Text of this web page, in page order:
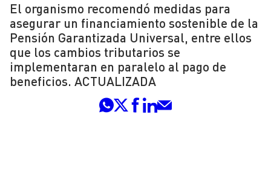
El organismo recomendó medidas para
asegurar un financiamiento sostenible de la
Pensión Garantizada Universal, entre ellos
que los cambios tributarios se
implementaran en paralelo al pago de
beneficios. ACTUALIZADA